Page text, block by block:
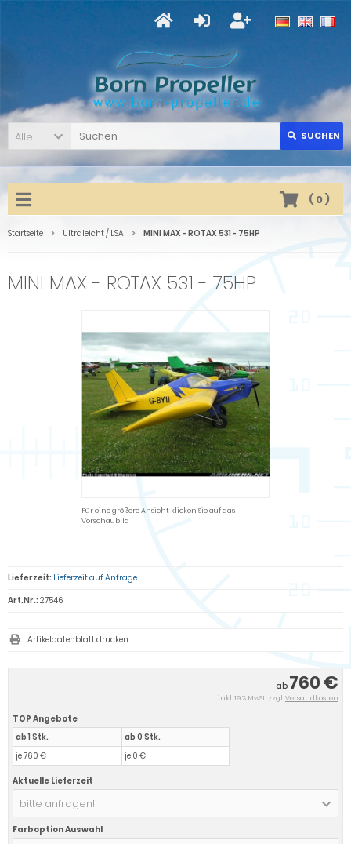
Alle SUCHEN
( 0)
Startseite Ultraleicht / LSA MINI MAX - ROTAX 531 - 75HP
MINI MAX - ROTAX 531 - 75HP
Für eine größere Ansicht klicken Sie auf das
Vorschaubild
ab 760 €
inkl. 19 % MwSt. zzgl.Versandkosten
TOP Angebote
ab 1 Stk.
je 760 €
ab 0 Stk.
je 0 €
Aktuelle Lieferzeit
bitte anfragen!
Farboption Auswahl
Lieferzeit: Lieferzeit auf Anfrage
Art.Nr.: 27546
Artikeldatenblatt drucken